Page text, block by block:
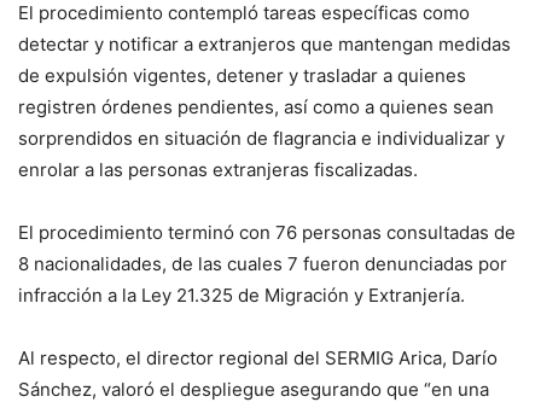
El procedimiento contempló tareas específicas como
detectar y notificar a extranjeros que mantengan medidas
de expulsión vigentes, detener y trasladar a quienes
registren órdenes pendientes, así como a quienes sean
sorprendidos en situación de flagrancia e individualizar y
enrolar a las personas extranjeras fiscalizadas.
El procedimiento terminó con 76 personas consultadas de
8 nacionalidades, de las cuales 7 fueron denunciadas por
infracción a la Ley 21.325 de Migración y Extranjería.
Al respecto, el director regional del SERMIG Arica, Darío
Sánchez, valoró el despliegue asegurando que “en una